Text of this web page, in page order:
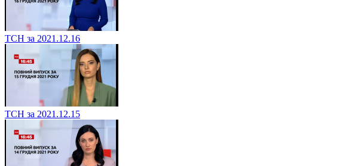
ТСН за 2021.12.16
ТСН за 2021.12.15